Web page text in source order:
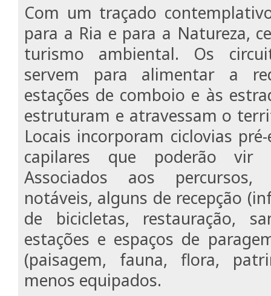
Com um traçado
para a Ria e para a Natureza,
turismo ambiental. Os
servem para alimentar a
estações de comboio e às
estruturam e atravessam o
Locais incorporam ciclovias
capilares que poderão vir
Associados aos
notáveis, alguns de recepção
de bicicletas, restauração,
estações e espaços de
(paisagem, fauna, flora,
menos equipados.